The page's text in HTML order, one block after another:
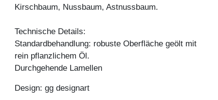
Kirschbaum, Nussbaum, Astnussbaum.
Technische Details:
Standardbehandlung: robuste Oberfläche geölt mit
rein pflanzlichem Öl.
Durchgehende Lamellen
Design: gg designart